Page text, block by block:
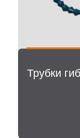
Трубки